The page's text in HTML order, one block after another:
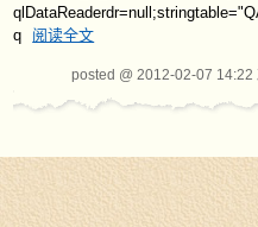
q
阅读全文
posted @ 2012-02-07 14:22